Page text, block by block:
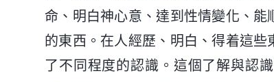
命、明白神心意、達到性情變化、
的東西。在人經歷、明白、得着這
了不同程度的認識。這個了解與認